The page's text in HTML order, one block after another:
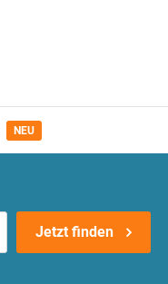
NEU
Jetzt finden